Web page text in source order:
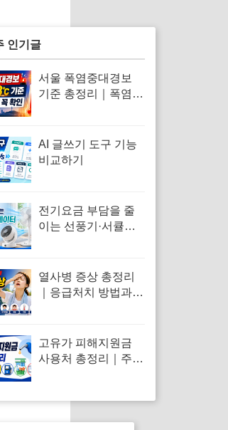
인기글
서울 폭염중대경보
기준 총정리｜폭염경
AI 글쓰기 도구 기능
비교하기
전기요금 부담을 줄
이는 선풍기·서큘레
열사병 증상 총정리
｜응급처치 방법과
고유가 피해지원금
사용처 총정리｜주유